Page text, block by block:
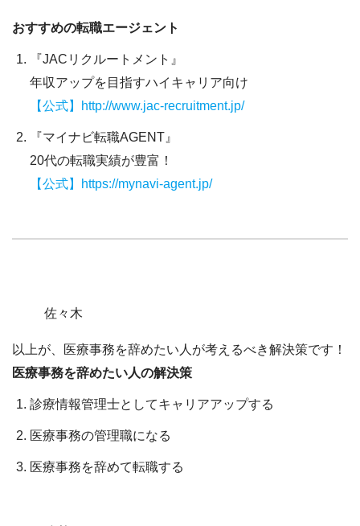
おすすめの転職エージェント
『JACリクルートメント』
年収アップを目指すハイキャリア向け
【公式】http://www.jac-recruitment.jp/
『マイナビ転職AGENT』
20代の転職実績が豊富！
【公式】https://mynavi-agent.jp/
佐々木
以上が、医療事務を辞めたい人が考えるべき解決策です！
医療事務を辞めたい人の解決策
診療情報管理士としてキャリアアップする
医療事務の管理職になる
医療事務を辞めて転職する